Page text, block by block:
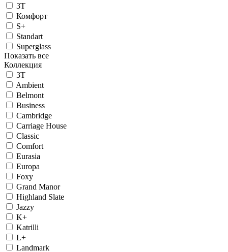
3T
Комфорт
S+
Standart
Superglass
Показать все
Коллекция
3T
Ambient
Belmont
Business
Cambridge
Carriage House
Classic
Comfort
Eurasia
Europa
Foxy
Grand Manor
Highland Slate
Jazzy
K+
Katrilli
L+
Landmark